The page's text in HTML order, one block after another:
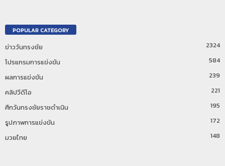
POPULAR CATEGORY
ข่าววันทรงชัย
2324
โปรแกรมการแข่งขัน
584
ผลการแข่งขัน
239
คลิปวีดีโอ
221
ศึกวันทรงชัยราชดำเนิน
195
รูปภาพการแข่งขัน
172
มวยไทย
148